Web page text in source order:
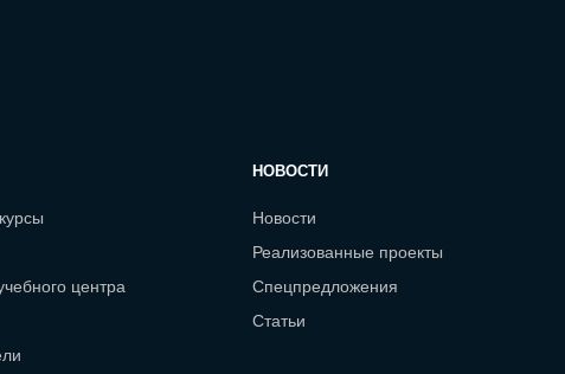
центра
НОВОСТИ
Новости
Реализованные проекты
Спецпредложения
Статьи